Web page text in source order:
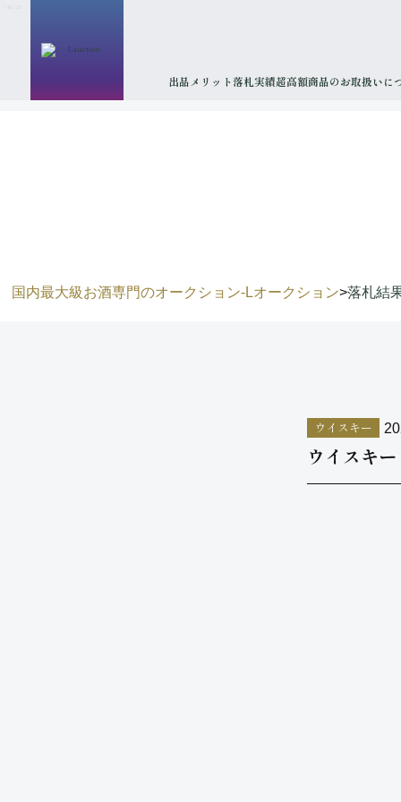
出品メリット落札実績超高額商品のお取扱いに
国内最大級お酒専門のオークション-Lオークション>落札結
ウイスキー
ウイスキ